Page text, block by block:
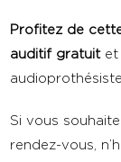
Profitez de
auditif gratuitet
Si vous
rendez-vous,